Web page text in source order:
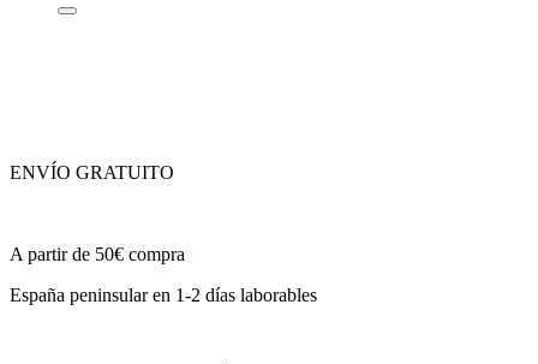
ENVÍO GRATUITO
A partir de 50€ compra
España peninsular en 1-2 días laborables